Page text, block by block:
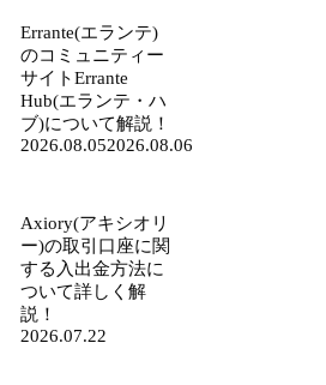
Errante(エランテ)
のコミュニティー
サイトErrante
Hub(エランテ・ハ
ブ)について解説！
2026.08.052026.08.06
Axiory(アキシオリ
ー)の取引口座に関
する入出金方法に
ついて詳しく解
説！
2026.07.22